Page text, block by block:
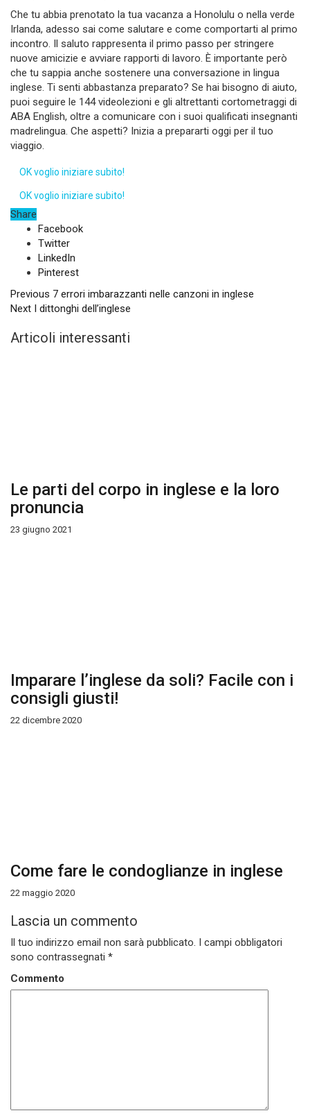
Che tu abbia prenotato la tua vacanza a Honolulu o nella verde
Irlanda, adesso sai come salutare e come comportarti al primo
incontro. Il saluto rappresenta il primo passo per stringere
nuove amicizie e avviare rapporti di lavoro. È importante però
che tu sappia anche sostenere una conversazione in lingua
inglese. Ti senti abbastanza preparato? Se hai bisogno di aiuto,
puoi seguire le 144 videolezioni e gli altrettanti cortometraggi di
ABA English, oltre a comunicare con i suoi qualificati insegnanti
madrelingua. Che aspetti? Inizia a prepararti oggi per il tuo
viaggio.
OK voglio iniziare subito!
OK voglio iniziare subito!
Share
Facebook
Twitter
LinkedIn
Pinterest
Previous 7 errori imbarazzanti nelle canzoni in inglese
Next I dittonghi dell’inglese
Articoli interessanti
Le parti del corpo in inglese e la loro
pronuncia
23 giugno 2021
Imparare l’inglese da soli? Facile con i
consigli giusti!
22 dicembre 2020
Come fare le condoglianze in inglese
22 maggio 2020
Lascia un commento
Il tuo indirizzo email non sarà pubblicato. I campi obbligatori
sono contrassegnati *
Commento